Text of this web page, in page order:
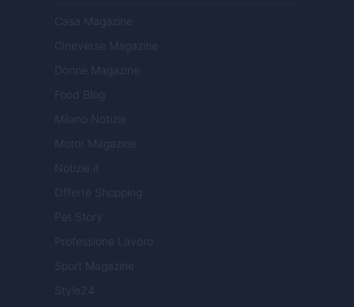
Casa Magazine
Cineverse Magazine
Donne Magazine
Food Blog
Milano Notizie
Motor Magazine
Notizie.it
Offerte Shopping
Pet Story
Professione Lavoro
Sport Magazine
Style24